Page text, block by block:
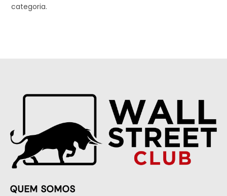
categoria.
QUEM SOMOS